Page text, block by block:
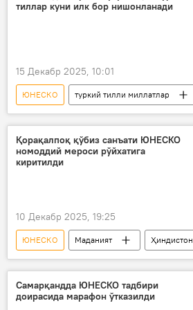
Самарқанд
тиллар куни илк бор нишонланади
15 Декабр 2025, 10:01
ЮНЕСКО
туркий тилли миллатлар
Самарқанд
Сана
БМТ
Маданият
Қорақалпоқ қўбиз санъати ЮНЕСКО
номоддий мероси рўйхатига
киритилди
10 Декабр 2025, 19:25
ЮНЕСКО Маданият
Ҳиндистон
Қорақалпоғистон
бахшичилик
Самарқандда ЮНЕСКО тадбири
доирасида марафон ўтказилди